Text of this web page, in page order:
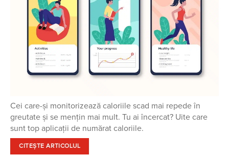
Cei care-și monitorizează caloriile scad mai repede în
greutate și se mențin mai mult. Tu ai încercat? Uite care
sunt top aplicații de numărat caloriile.
CITEȘTE ARTICOLUL